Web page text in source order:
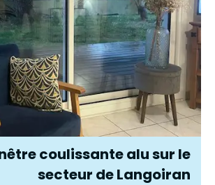
coulissante alu sur le
secteur de Langoiran